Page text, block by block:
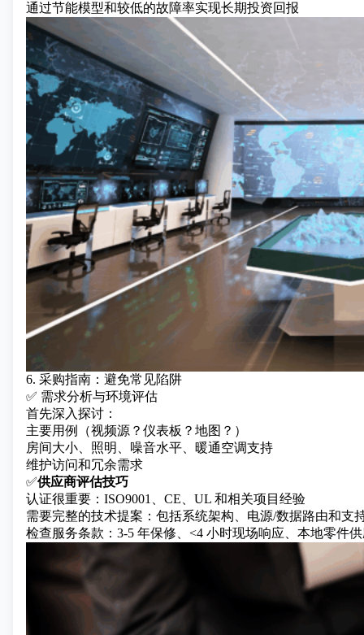
通过节能模型和较低的故障率实现长期投资回报
6. 采购指南：避免常见陷阱
✅ 需求分析与环境评估
首先深入探讨：
主要用例（视频源？仪表板？地图？）
房间大小、照明、噪音水平、暖通空调支持
维护访问和冗余需求
✅供应商评估技巧
认证很重要：ISO9001、CE、UL 和相关项目经验
需要完整的技术提案：包括系统架构、电源/数据路由和支
检查服务条款：3-5 年保修、<4 小时现场响应、本地零件